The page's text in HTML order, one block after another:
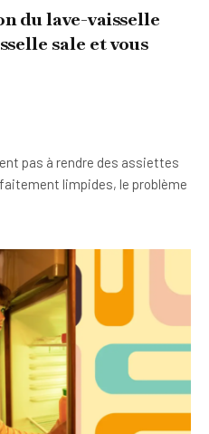
du lave-vaisselle
sale et vous
pas à rendre des assiettes
limpides, le problème